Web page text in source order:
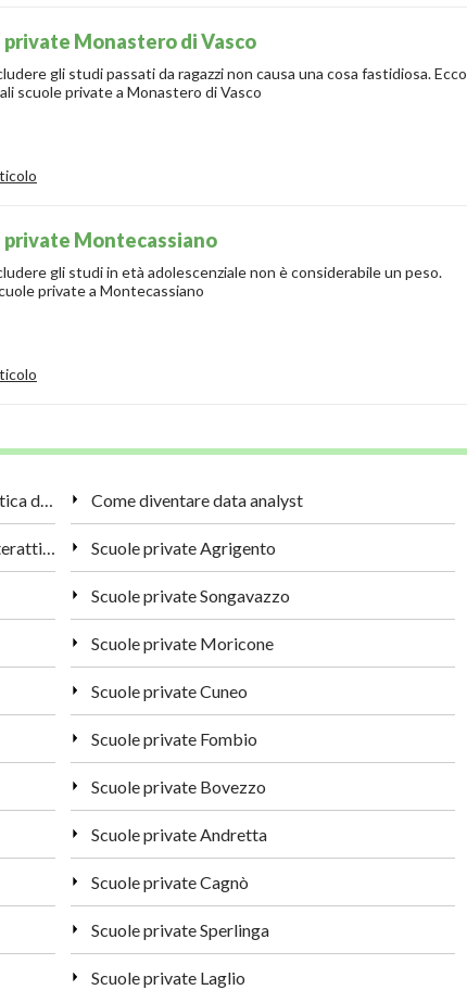
private Monastero di Vasco
gli studi passati da ragazzi non causa una cosa fastidiosa. Ecco
scuole private a Monastero di Vasco
private Montecassiano
gli studi in età adolescenziale non è considerabile un peso.
private a Montecassiano
Il ruolo dei genitori nell'educazione scolastica dei figli Come diventare data analyst
LIM in classe: i vantaggi della didattica interattiva Scuole private Agrigento
Scuole private Songavazzo
Scuole private Moricone
Scuole private Cuneo
Scuole private Fombio
Scuole private Bovezzo
Scuole private Andretta
Scuole private Cagnò
Scuole private Sperlinga
Scuole private Laglio